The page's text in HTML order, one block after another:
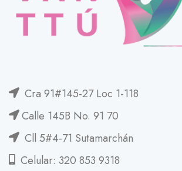
Cra 91#145-27 Loc 1-118
Calle 145B No. 91 70
Cll 5#4-71 Sutamarchán
Celular: 320 853 9318